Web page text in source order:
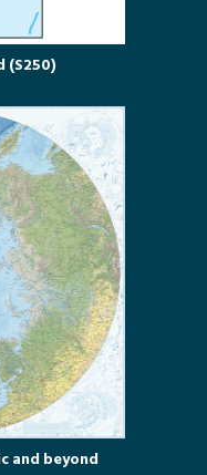
(S250)
and beyond